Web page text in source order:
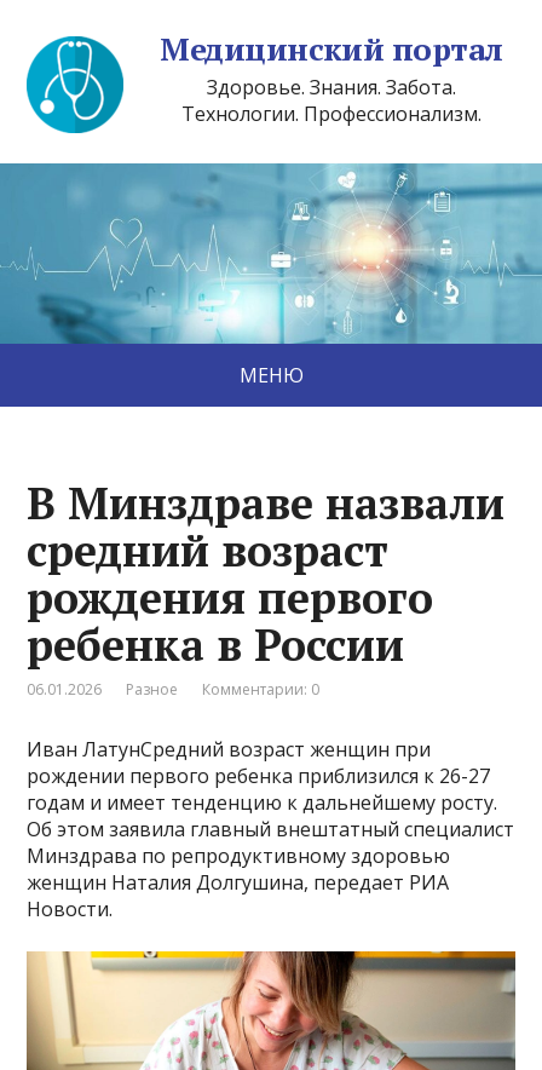
Медицинский портал
Здоровье. Знания. Забота.
Технологии. Профессионализм.
МЕНЮ
В Минздраве назвали
средний возраст
рождения первого
ребенка в России
06.01.2026 Разное Комментарии: 0
Иван ЛатунСредний возраст женщин при
рождении первого ребенка приблизился к 26-27
годам и имеет тенденцию к дальнейшему росту.
Об этом заявила главный внештатный специалист
Минздрава по репродуктивному здоровью
женщин Наталия Долгушина, передает РИА
Новости.